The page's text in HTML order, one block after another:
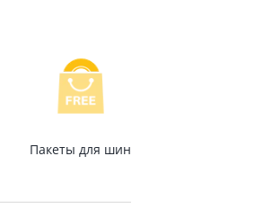
Пакеты для шин